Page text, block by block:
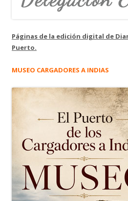
Páginas de la edición digital de
Puerto.
MUSEO CARGADORES A INDIAS